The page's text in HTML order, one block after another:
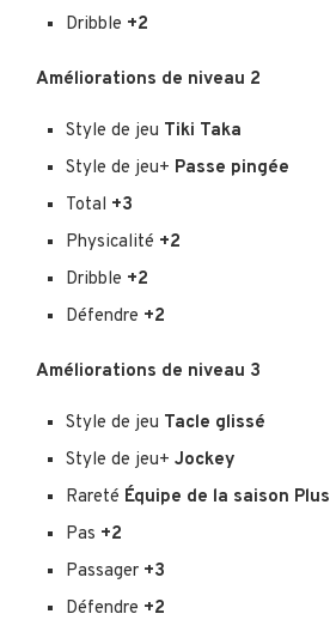
Dribble +2
Améliorations de niveau 2
Style de jeu Tiki Taka
Style de jeu+ Passe pingée
Total +3
Physicalité +2
Dribble +2
Défendre +2
Améliorations de niveau 3
Style de jeu Tacle glissé
Style de jeu+ Jockey
Rareté Équipe de la saison Plus
Pas +2
Passager +3
Défendre +2